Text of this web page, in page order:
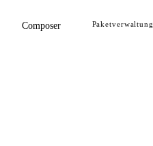
Composer Paketverwaltung